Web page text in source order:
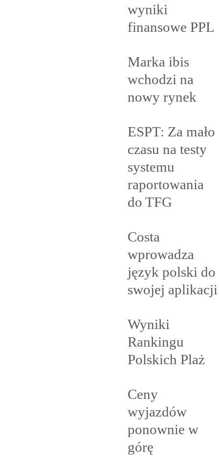
wyniki
finansowe PPL
Marka ibis
wchodzi na
nowy rynek
ESPT: Za mało
czasu na testy
systemu
raportowania
do TFG
Costa
wprowadza
język polski do
swojej aplikacji
Wyniki
Rankingu
Polskich Plaż
Ceny
wyjazdów
ponownie w
górę